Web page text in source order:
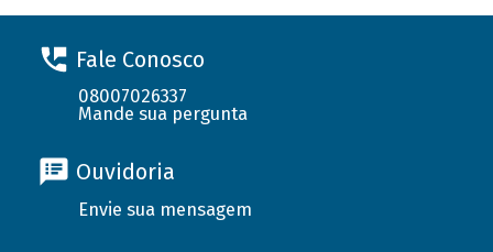
Fale Conosco
08007026337
Mande sua pergunta
Ouvidoria
Envie sua mensagem